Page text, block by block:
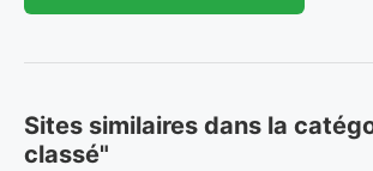
Sites similaires dans la
classé"